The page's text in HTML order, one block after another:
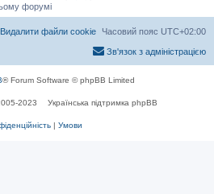
форумі
Часовий пояс UTC+02:00
Видалити файли cookie
Зв'язок з адміністрацією
® Forum Software © phpBB Limited
2023 Українська підтримка phpBB
| Умови